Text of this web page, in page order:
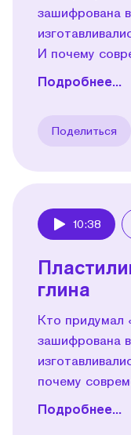
зашифрована
И почему
Подробнее...
Поделиться
10:38
глина
Кто придумал
зашифрована
почему
Подробнее...